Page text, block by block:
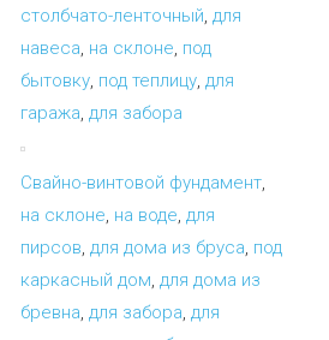
столбчато-ленточный, для
навеса, на склоне, под
бытовку, под теплицу, для
гаража, для забора
Свайно-винтовой фундамент,
на склоне, на воде, для
пирсов, для дома из бруса, под
каркасный дом, для дома из
бревна, для забора, для